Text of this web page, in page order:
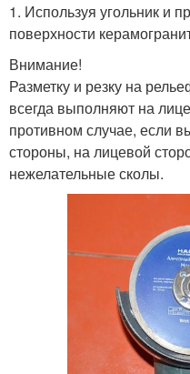
1. Используя угольник и
поверхности
Внимание!
Разметку и резку на
всегда выполняют на
противном случае, если
стороны, на лицевой
нежелательные сколы.